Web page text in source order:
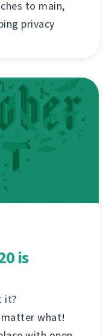
to main,
privacy
is
it?
what!